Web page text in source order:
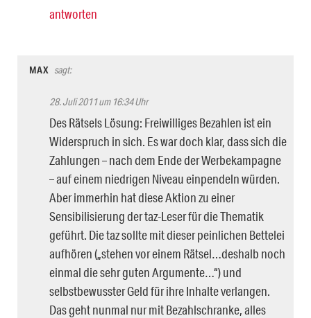
antworten
MAX sagt:
28. Juli 2011 um 16:34 Uhr
Des Rätsels Lösung: Freiwilliges Bezahlen ist ein
Widerspruch in sich. Es war doch klar, dass sich die
Zahlungen – nach dem Ende der Werbekampagne
– auf einem niedrigen Niveau einpendeln würden.
Aber immerhin hat diese Aktion zu einer
Sensibilisierung der taz-Leser für die Thematik
geführt. Die taz sollte mit dieser peinlichen Bettelei
aufhören („stehen vor einem Rätsel…deshalb noch
einmal die sehr guten Argumente…“) und
selbstbewusster Geld für ihre Inhalte verlangen.
Das geht nunmal nur mit Bezahlschranke, alles